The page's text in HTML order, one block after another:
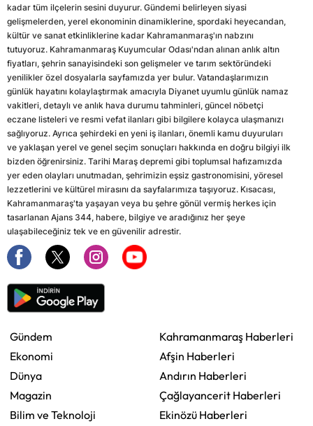
kadar tüm ilçelerin sesini duyurur. Gündemi belirleyen siyasi
gelişmelerden, yerel ekonominin dinamiklerine, spordaki heyecandan,
kültür ve sanat etkinliklerine kadar Kahramanmaraş'ın nabzını
tutuyoruz. Kahramanmaraş Kuyumcular Odası'ndan alınan anlık altın
fiyatları, şehrin sanayisindeki son gelişmeler ve tarım sektöründeki
yenilikler özel dosyalarla sayfamızda yer bulur. Vatandaşlarımızın
günlük hayatını kolaylaştırmak amacıyla Diyanet uyumlu günlük namaz
vakitleri, detaylı ve anlık hava durumu tahminleri, güncel nöbetçi
eczane listeleri ve resmi vefat ilanları gibi bilgilere kolayca ulaşmanızı
sağlıyoruz. Ayrıca şehirdeki en yeni iş ilanları, önemli kamu duyuruları
ve yaklaşan yerel ve genel seçim sonuçları hakkında en doğru bilgiyi ilk
bizden öğrenirsiniz. Tarihi Maraş depremi gibi toplumsal hafızamızda
yer eden olayları unutmadan, şehrimizin eşsiz gastronomisini, yöresel
lezzetlerini ve kültürel mirasını da sayfalarımıza taşıyoruz. Kısacası,
Kahramanmaraş'ta yaşayan veya bu şehre gönül vermiş herkes için
tasarlanan Ajans 344, habere, bilgiye ve aradığınız her şeye
ulaşabileceğiniz tek ve en güvenilir adrestir.
Gündem
Ekonomi
Dünya
Magazin
Bilim ve Teknoloji
Kahramanmaraş Haberleri
Afşin Haberleri
Andırın Haberleri
Çağlayancerit Haberleri
Ekinözü Haberleri